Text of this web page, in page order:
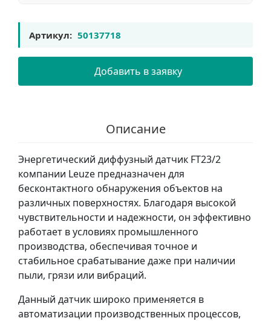
Артикул: 50137718
Добавить в заявку
Описание
Энергетический диффузный датчик FT23/2
компании Leuze предназначен для
бесконтактного обнаружения объектов на
различных поверхностях. Благодаря высокой
чувствительности и надежности, он эффективно
работает в условиях промышленного
производства, обеспечивая точное и
стабильное срабатывание даже при наличии
пыли, грязи или вибраций.
Данный датчик широко применяется в
автоматизации производственных процессов,